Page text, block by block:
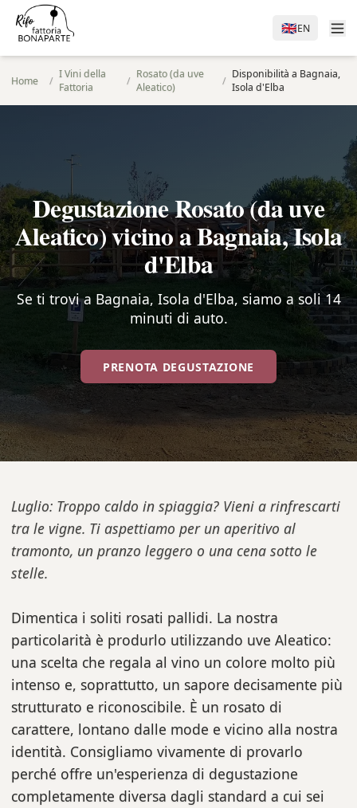
🇬🇧EN
Home / I Vini della
Fattoria
/ Rosato (da uve
Aleatico)
/ Disponibilità a Bagnaia,
Isola d'Elba
Degustazione Rosato (da uve
Aleatico) vicino a Bagnaia, Isola
d'Elba
Se ti trovi a Bagnaia, Isola d'Elba, siamo a soli 14
minuti di auto.
PRENOTA DEGUSTAZIONE
Luglio: Troppo caldo in spiaggia? Vieni a rinfrescarti
tra le vigne. Ti aspettiamo per un aperitivo al
tramonto, un pranzo leggero o una cena sotto le
stelle.
Dimentica i soliti rosati pallidi. La nostra
particolarità è produrlo utilizzando uve Aleatico:
una scelta che regala al vino un colore molto più
intenso e, soprattutto, un sapore decisamente più
strutturato e riconoscibile. È un rosato di
carattere, lontano dalle mode e vicino alla nostra
identità. Consigliamo vivamente di provarlo
perché offre un'esperienza di degustazione
completamente diversa dagli standard a cui sei